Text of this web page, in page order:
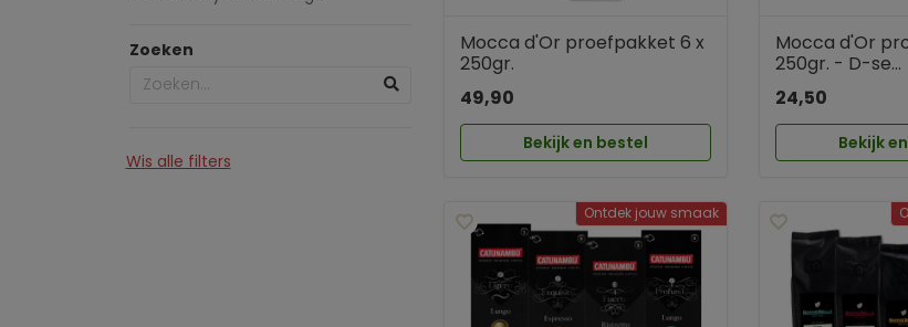
Mocca d'Or proefpakket 6 x
250gr.
49,90
Bekijk en bestel
Mocca d'Or
250gr. - D-se...
24,50
Bekijk
Ontdek jouw smaak
Zoeken
Wis alle filters